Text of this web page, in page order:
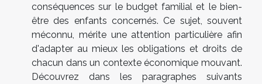
conséquences sur le budget familial et le bien-
être des enfants concernés. Ce sujet, souvent
méconnu, mérite une attention particulière afin
d'adapter au mieux les obligations et droits de
chacun dans un contexte économique mouvant.
Découvrez dans les paragraphes suivants